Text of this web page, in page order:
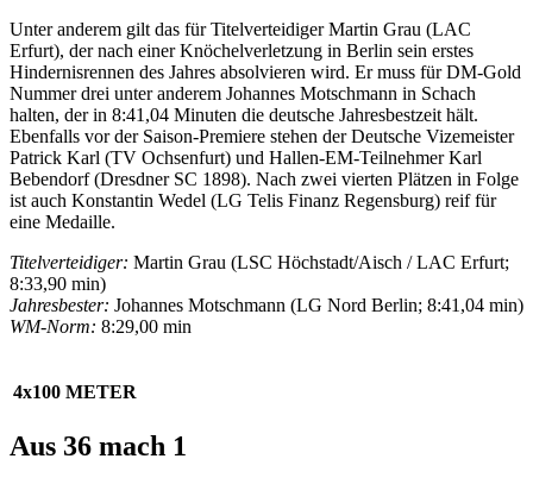
Unter anderem gilt das für Titelverteidiger Martin Grau (LAC
Erfurt), der nach einer Knöchelverletzung in Berlin sein erstes
Hindernisrennen des Jahres absolvieren wird. Er muss für DM-Gold
Nummer drei unter anderem Johannes Motschmann in Schach
halten, der in 8:41,04 Minuten die deutsche Jahresbestzeit hält.
Ebenfalls vor der Saison-Premiere stehen der Deutsche Vizemeister
Patrick Karl (TV Ochsenfurt) und Hallen-EM-Teilnehmer Karl
Bebendorf (Dresdner SC 1898). Nach zwei vierten Plätzen in Folge
ist auch Konstantin Wedel (LG Telis Finanz Regensburg) reif für
eine Medaille.
Titelverteidiger: Martin Grau (LSC Höchstadt/Aisch / LAC Erfurt;
8:33,90 min)
Jahresbester: Johannes Motschmann (LG Nord Berlin; 8:41,04 min)
WM-Norm: 8:29,00 min
4x100 METER
Aus 36 mach 1